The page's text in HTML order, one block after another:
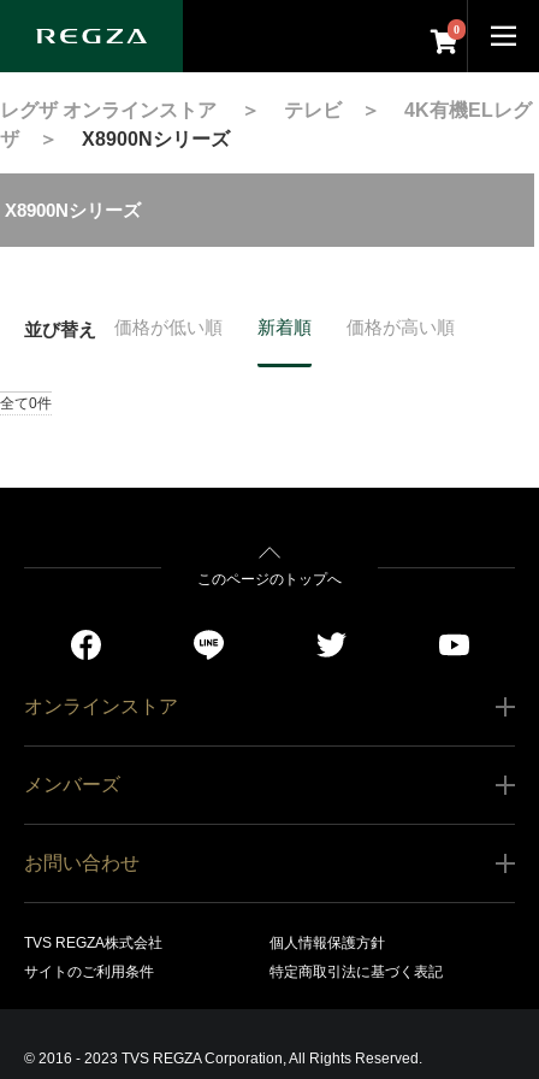
0
レグザ オンラインストア ＞ テレビ＞ 4K有機ELレグ
ザ＞ X8900Nシリーズ
X8900Nシリーズ
並び替え 価格が低い順 新着順 価格が高い順
全て0件
このページのトップへ
オンラインストア
営業日カレンダー
メンバーズ
会員規約
商品登録
お問い合わせ
TVS REGZA株式会社
個人情報保護方針
サイトのご利用条件
特定商取引法に基づく表記
© 2016 - 2023 TVS REGZA Corporation, All Rights Reserved.